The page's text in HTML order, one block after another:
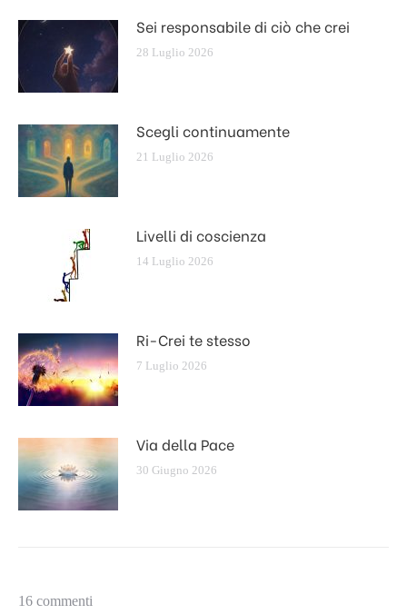
Sei responsabile di ciò che crei
28 Luglio 2026
Scegli continuamente
21 Luglio 2026
Livelli di coscienza
14 Luglio 2026
Ri-Crei te stesso
7 Luglio 2026
Via della Pace
30 Giugno 2026
16 commenti